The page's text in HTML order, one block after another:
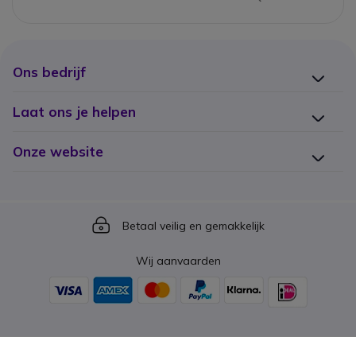
Ons bedrijf
Laat ons je helpen
Onze website
Icon
Betaal veilig en gemakkelijk
Wij aanvaarden